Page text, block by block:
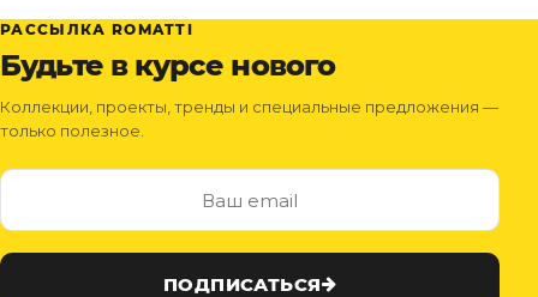
РАССЫЛКА ROMATTI
Будьте в курсе нового
Коллекции, проекты, тренды и специальные предложения —
только полезное.
ПОДПИСАТЬСЯ